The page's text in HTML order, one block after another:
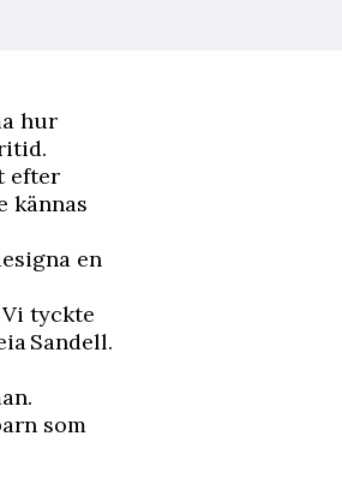
hur
efter
kännas
en
tyckte
Sandell.
som